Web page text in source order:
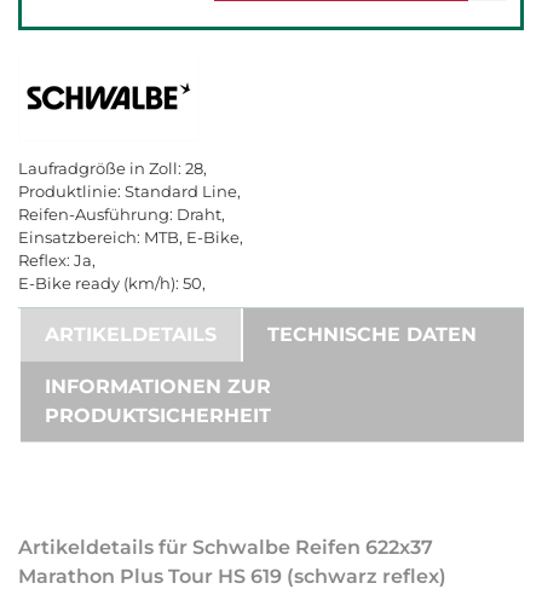
Laufradgröße in Zoll: 28,
Produktlinie: Standard Line,
Reifen-Ausführung: Draht,
Einsatzbereich: MTB, E-Bike,
Reflex: Ja,
E-Bike ready (km/h): 50,
ARTIKELDETAILS TECHNISCHE DATEN
INFORMATIONEN ZUR
PRODUKTSICHERHEIT
Artikeldetails für Schwalbe Reifen 622x37
Marathon Plus Tour HS 619 (schwarz reflex)